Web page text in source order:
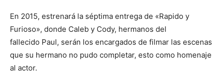
En 2015, estrenará la séptima entrega de «Rapido y
Furioso», donde Caleb y Cody, hermanos del
fallecido Paul, serán los encargados de filmar las escenas
que su hermano no pudo completar, esto como homenaje
al actor.